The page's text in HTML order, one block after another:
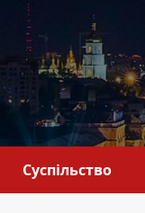
Суспільство